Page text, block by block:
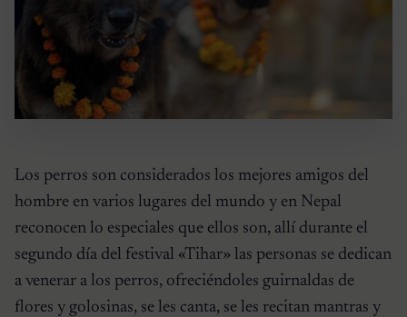
Los perros son considerados los mejores amigos del
hombre en varios lugares del mundo y en Nepal
reconocen lo especiales que ellos son, allí durante el
segundo día del festival «Tihar» las personas se dedican
a venerar a los perros, ofreciéndoles guirnaldas de
flores y golosinas, se les canta, se les recitan mantras y